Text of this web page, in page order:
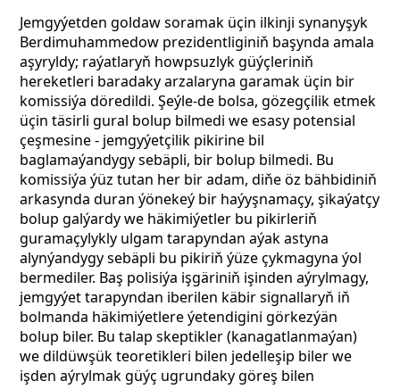
Jemgyýetden goldaw soramak üçin ilkinji synanyşyk
Berdimuhammedow prezidentliginiň başynda amala
aşyryldy; raýatlaryň howpsuzlyk güýçleriniň
hereketleri baradaky arzalaryna garamak üçin bir
komissiýa döredildi. Şeýle-de bolsa, gözegçilik etmek
üçin täsirli gural bolup bilmedi we esasy potensial
çeşmesine - jemgyýetçilik pikirine bil
baglamaýandygy sebäpli, bir bolup bilmedi. Bu
komissiýa ýüz tutan her bir adam, diňe öz bähbidiniň
arkasynda duran ýönekeý bir haýyşnamaçy, şikaýatçy
bolup galýardy we häkimiýetler bu pikirleriň
guramaçylykly ulgam tarapyndan aýak astyna
alynýandygy sebäpli bu pikiriň ýüze çykmagyna ýol
bermediler. Baş polisiýa işgäriniň işinden aýrylmagy,
jemgyýet tarapyndan iberilen käbir signallaryň iň
bolmanda häkimiýetlere ýetendigini görkezýän
bolup biler. Bu talap skeptikler (kanagatlanmaýan)
we dildüwşük teoretikleri bilen jedelleşip biler we
işden aýrylmak güýç ugrundaky göreş bilen